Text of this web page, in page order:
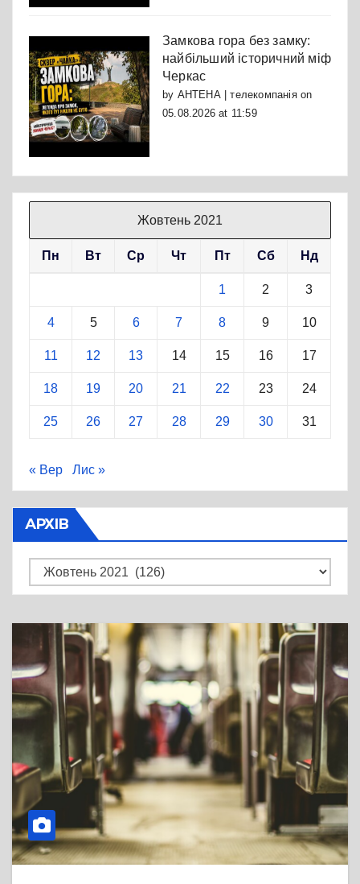
Замкова гора без замку:
найбільший історичний міф
Черкас
by АНТЕНА | телекомпаніяon
05.08.2026 at 11:59
Жовтень 2021
Пн Вт Ср Чт Пт Сб Нд
1 2 3
4 5 6 7 8 9 10
11 12 13 14 15 16 17
18 19 20 21 22 23 24
25 26 27 28 29 30 31
« Вер Лис »
АРХІВ
Архів